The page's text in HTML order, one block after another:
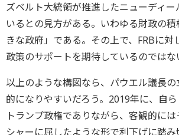
ズベルト大統領が推進したニューディー
いるとの見方がある。いわゆる財政の
きな政府」である。その上で、FRBに対
政策のサポートを期待しているのではな
以上のような構図なら、パウエル議長の
的になりやすいだろう。2019年に、自
トランプ政権でありながら、客観的に
シャーに屈したような形で利下げに踏